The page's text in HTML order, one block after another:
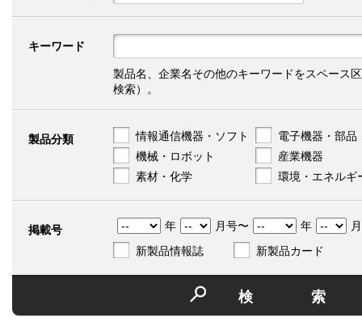
キーワード
製品名、企業名その他のキーワードをスペース
検索）。
製品分類 情報通信機器・ソフト
電子機器・部品
機械・ロボット
産業機器
素材・化学
環境・エネルギ
掲載号 年 月号〜 年
新製品情報誌
新製品カード
検